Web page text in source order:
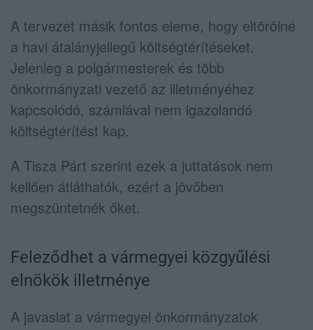
A tervezet másik fontos eleme, hogy eltörölné
a havi átalányjellegű költségtérítéseket.
Jelenleg a polgármesterek és több
önkormányzati vezető az illetményéhez
kapcsolódó, számlával nem igazolandó
költségtérítést kap.
A Tisza Párt szerint ezek a juttatások nem
kellően átláthatók, ezért a jövőben
megszüntetnék őket.
Feleződhet a vármegyei közgyűlési
elnökök illetménye
A javaslat a vármegyei önkormányzatok